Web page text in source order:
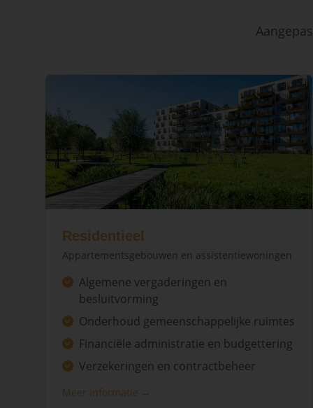
Residentieel
Appartementsgebouwen en assistentiewoningen
Algemene vergaderingen en
besluitvorming
Onderhoud gemeenschappelijke ruimtes
Financiële administratie en budgettering
Verzekeringen en contractbeheer
Meer informatie →